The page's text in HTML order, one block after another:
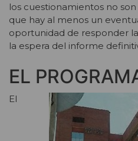
los cuestionamientos no
que hay al menos un
oportunidad de responder
la espera del informe
EL
El